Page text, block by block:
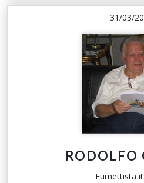
31/03/
RODOLFO
Fumettista